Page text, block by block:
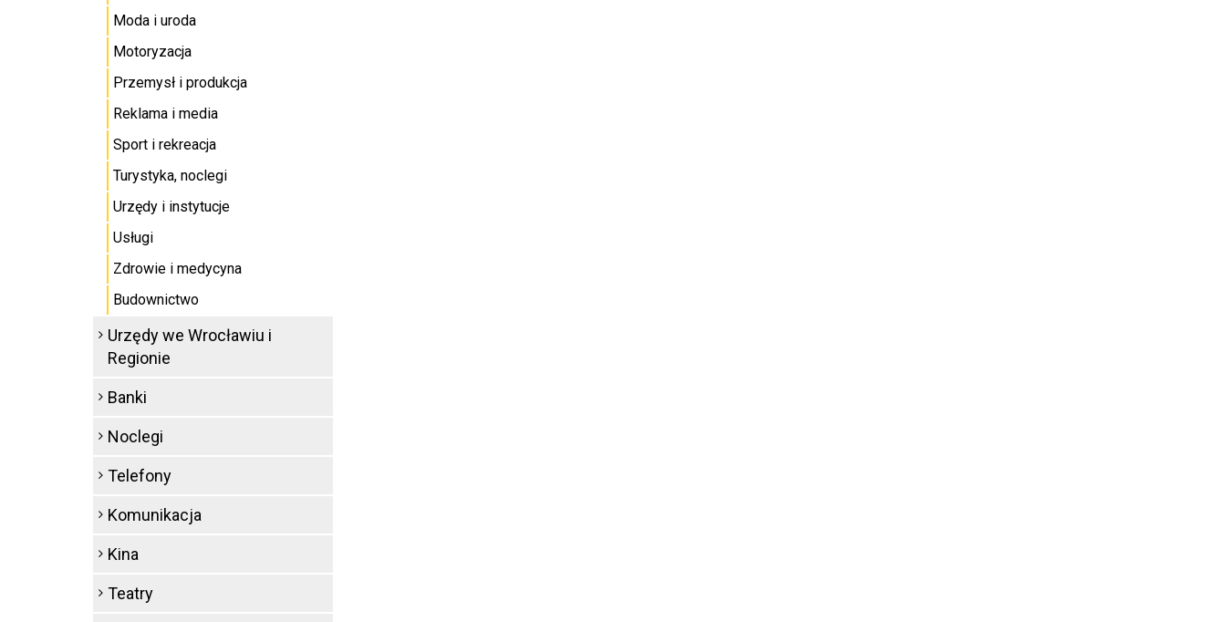
Moda i uroda
Motoryzacja
Przemysł i produkcja
Reklama i media
Sport i rekreacja
Turystyka, noclegi
Urzędy i instytucje
Usługi
Zdrowie i medycyna
Budownictwo
Urzędy we Wrocławiu i
Regionie
Banki
Noclegi
Telefony
Komunikacja
Kina
Teatry